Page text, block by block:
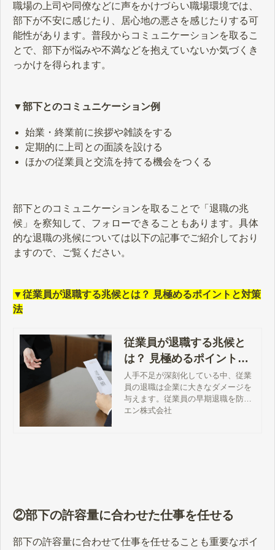
職場の上司や同僚などに声をかけづらい職場環境では、
部下が不安に感じたり、居心地の悪さを感じたりする可
能性があります。普段からコミュニケーションを取るこ
とで、部下が悩みや不満などを抱えていないか気づくき
っかけを得られます。
▼部下とのコミュニケーション例
始業・終業前に挨拶や雑談をする
定期的に上司との面談を設ける
ほかの従業員と交流を持てる機会をつくる
部下とのコミュニケーションを取ることで「退職の兆
候」を察知して、フォローできることもあります。具体
的な退職の兆候については以下の記事でご紹介しており
ますので、ご覧ください。
▼従業員が退職する兆候とは？ 見極めるポイントと対策
法
従業員が退職する兆候と
は？ 見極めるポイントと
対策法
人手不足が深刻化している中、従業
員の退職は企業に大きなダメージを
与えます。従業員の早期退職を防ぐ
ためには、いち早く兆候を見極めて
エン株式会社
②部下の許容量に合わせた仕事を任せる
部下の許容量に合わせて仕事を任せることも重要なポイ